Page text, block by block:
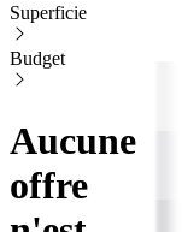
Superficie
Budget
Aucune
offre